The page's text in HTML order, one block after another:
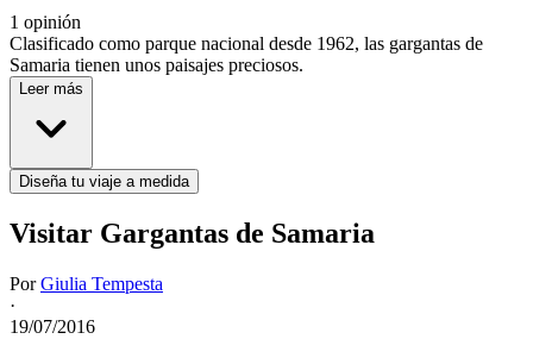
1 opinión
Clasificado como parque nacional desde 1962, las gargantas de
Samaria tienen unos paisajes preciosos.
Leer más
Diseña tu viaje a medida
Visitar Gargantas de Samaria
PorGiulia Tempesta
·
19/07/2016